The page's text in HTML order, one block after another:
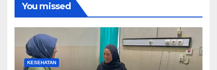
You missed
KESEHATAN